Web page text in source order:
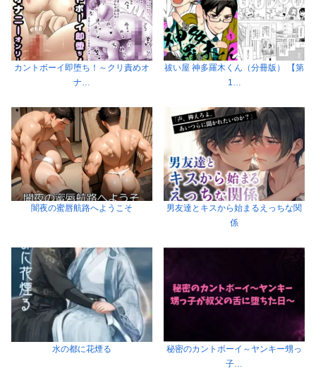
カントボーイ即堕ち！～クリ責めオ
ナ…
祓い屋 神多羅木くん（分冊版） 【第
1…
闇夜の蜜唇航路へようこそ
男友達とキスから始まるえっちな関
係
水の都に花煙る
秘密のカントボーイ～ヤンキー甥っ
子…